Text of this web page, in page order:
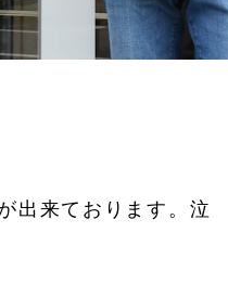
出来ております。泣